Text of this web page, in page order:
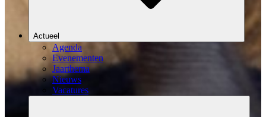
Actueel
Agenda
Evenementen
Jaarthema
Nieuws
Vacatures